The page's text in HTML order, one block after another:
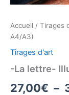
Accueil / Tirages
A4/A3)
Tirages d'art
-La lettre-
27,00€ –